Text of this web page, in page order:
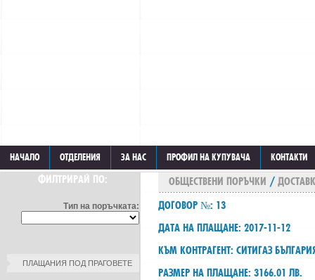
НАЧАЛО ОТДЕЛЕНИЯ ЗА НАС ПРОФИЛ НА КУПУВАЧА КОНТАКТИ
ФИЛТРИРАЙ ПО:
Тип на поръчката:
ПЛАЩАНИЯ ПОД ПРАГОВЕТЕ
ОБЩЕСТВЕНИ ПОРЪЧКИ /
ДОГОВОР №: 13
ДАТА НА ПЛАЩАНЕ: 2017-11-12
КЪМ КОНТРАГЕНТ: СИТИГАЗ
РАЗМЕР НА ПЛАЩАНЕ: 3166.01 ЛВ.